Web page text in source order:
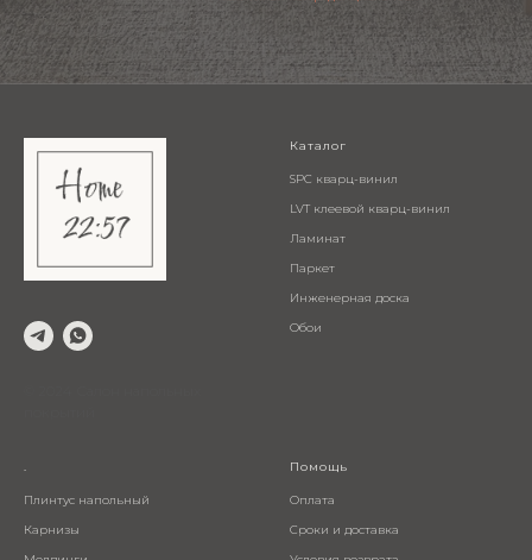
Каталог
SPC кварц-винил
LVT клеевой кварц-винил
Ламинат
Паркет
Инженерная доска
Обои
.
Плинтус напольный
Карнизы
Помощь
Оплата
Сроки и доставка